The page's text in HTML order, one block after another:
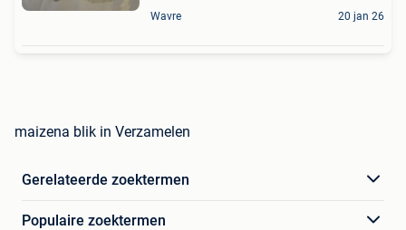
Wavre 20 jan 26
maizena blik in Verzamelen
Gerelateerde zoektermen
Populaire zoektermen